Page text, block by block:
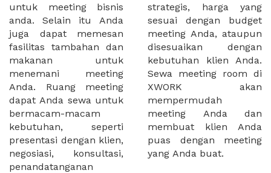
untuk meeting bisnis
anda. Selain itu Anda
juga dapat memesan
fasilitas tambahan dan
makanan untuk
menemani meeting
Anda. Ruang meeting
dapat Anda sewa untuk
bermacam-macam
kebutuhan, seperti
presentasi dengan klien,
negosiasi, konsultasi,
penandatanganan
strategis, harga yang
sesuai dengan budget
meeting Anda, ataupun
disesuaikan dengan
kebutuhan klien Anda.
Sewa meeting room di
XWORK akan
mempermudah
meeting Anda dan
membuat klien Anda
puas dengan meeting
yang Anda buat.